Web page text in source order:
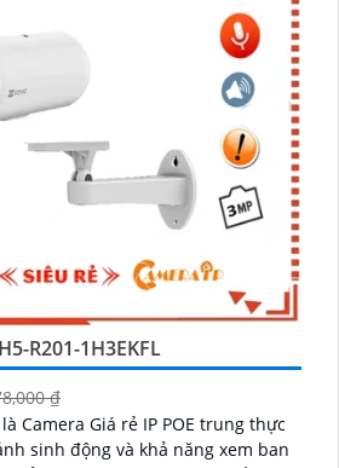
R201-1H3EKFL
₫
là Camera Giá rẻ IP POE trung thực
sinh động và khả năng xem ban